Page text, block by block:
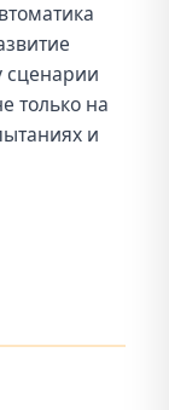
сценарии
только на
и